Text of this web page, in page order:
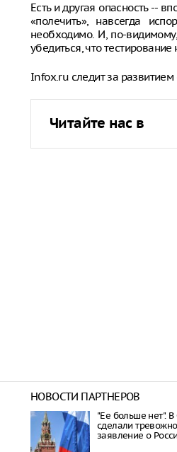
Есть и другая опасность --
«полечить», навсегда
необходимо. И, по-
убедиться, что
Infox.ru следит за развитием
Читайте нас в
НОВОСТИ ПАРТНЕРОВ
"Ее больше нет".
сделали
заявление о